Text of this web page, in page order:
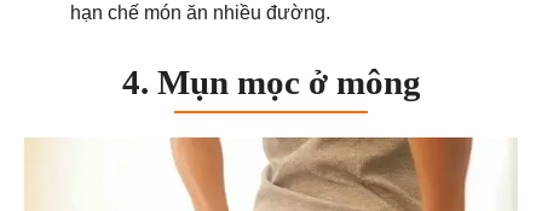
hạn chế món ăn nhiều đường.
4. Mụn mọc ở mông